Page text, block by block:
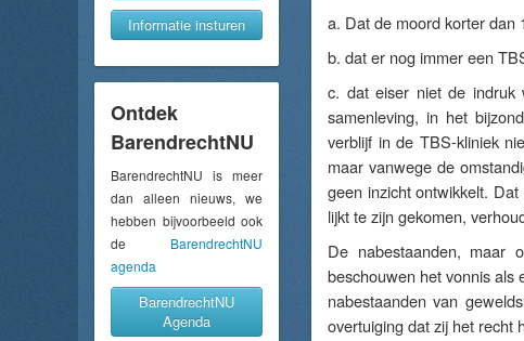
Informatie insturen
Ontdek
BarendrechtNU
BarendrechtNU is meer
dan alleen nieuws, we
hebben bijvoorbeeld ook
de BarendrechtNU
agenda
BarendrechtNU
Agenda
a. Dat de moord korter dan
b. dat er nog immer een
c. dat eiser niet de
samenleving, in het
verblijf in de TBS-kliniek
maar vanwege de
geen inzicht ontwikkelt.
lijkt te zijn gekomen,
De nabestaanden, maar
beschouwen het vonnis als
nabestaanden van
overtuiging dat zij het recht